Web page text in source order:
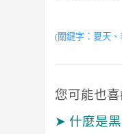
(關鍵字： 夏天
您可能也喜
➤ 什麼是